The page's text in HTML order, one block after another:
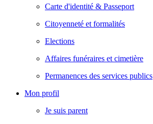
Carte d'identité & Passeport
Citoyenneté et formalités
Elections
Affaires funéraires et cimetière
Permanences des services publics
Mon profil
Je suis parent